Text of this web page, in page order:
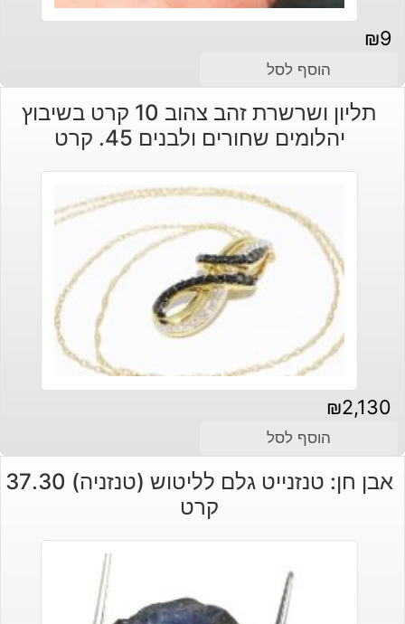
₪9
הוסף לסל
תליון ושרשרת זהב צהוב 10 קרט בשיבוץ
יהלומים שחורים ולבנים 45. קרט
₪2,130
הוסף לסל
אבן חן: טנזנייט גלם לליטוש (טנזניה) 37.30
קרט